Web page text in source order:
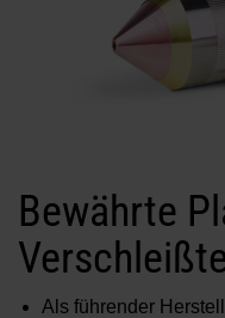
Bewährte
Als führender